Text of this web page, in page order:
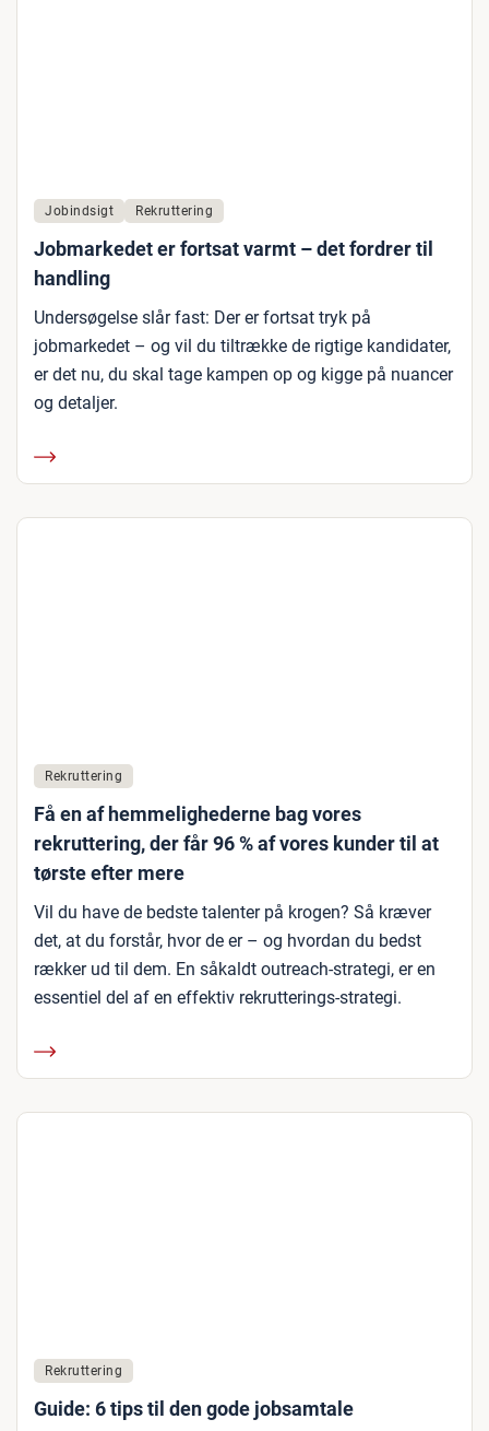
Jobindsigt Rekruttering
Jobmarkedet er fortsat varmt – det fordrer til
handling
Undersøgelse slår fast: Der er fortsat tryk på
jobmarkedet – og vil du tiltrække de rigtige kandidater,
er det nu, du skal tage kampen op og kigge på nuancer
og detaljer.
Rekruttering
Få en af hemmelighederne bag vores
rekruttering, der får 96 % af vores kunder til at
tørste efter mere
Vil du have de bedste talenter på krogen? Så kræver
det, at du forstår, hvor de er – og hvordan du bedst
rækker ud til dem. En såkaldt outreach-strategi, er en
essentiel del af en effektiv rekrutterings-strategi.
Rekruttering
Guide: 6 tips til den gode jobsamtale